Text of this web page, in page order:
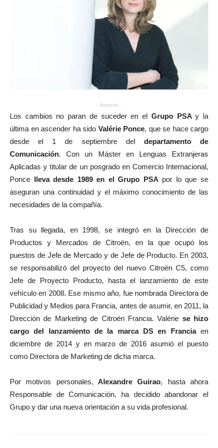
- Anuncio -
Los cambios no paran de suceder en el Grupo PSAy la
última en ascender ha sido Valérie Ponce, que se hace cargo
desde el 1 de septiembre del departamento de
Comunicación. Con un Máster en Lenguas Extranjeras
Aplicadas y titular de un posgrado en Comercio Internacional,
Ponce lleva desde 1989 en el Grupo PSA por lo que se
aseguran una continuidad y el máximo conocimiento de las
necesidades de la compañía.
Tras su llegada, en 1998, se integró en la Dirección de
Productos y Mercados de Citroën, en la que ocupó los
puestos de Jefe de Mercado y de Jefe de Producto. En 2003,
se responsabilizó del proyecto del nuevo Citroën C5, como
Jefe de Proyecto Producto, hasta el lanzamiento de este
vehículo en 2008. Ese mismo año, fue nombrada Directora de
Publicidad y Medios para Francia, antes de asumir, en 2011, la
Dirección de Marketing de Citroën Francia. Valérie se hizo
cargo del lanzamiento de la marca DS en Franciaen
diciembre de 2014 y en marzo de 2016 asumió el puesto
como Directora de Marketing de dicha marca.
Por motivos personales, Alexandre Guirao, hasta ahora
Responsable de Comunicación, ha decidido abandonar el
Grupo y dar una nueva orientación a su vida profesional.